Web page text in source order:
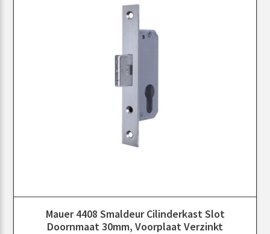
Mauer 4408 Smaldeur Cilinderkast Slot
Doornmaat 30mm, Voorplaat Verzinkt